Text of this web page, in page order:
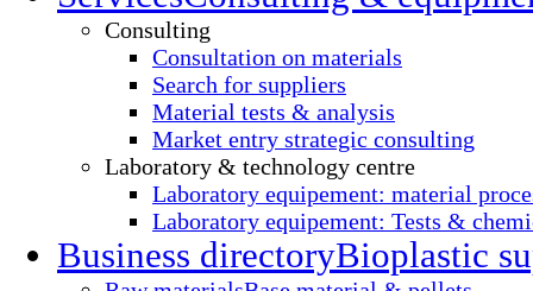
Consulting
Consultation on materials
Search for suppliers
Material tests & analysis
Market entry strategic consulting
Laboratory & technology centre
Laboratory equipement: material
Laboratory equipement: Tests &
Business directoryBioplastic